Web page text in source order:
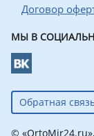
Договор
МЫ В
Обратная
©